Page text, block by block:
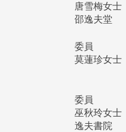
唐雪梅女士
邵逸夫堂
委員
莫蓮珍女士
委員
巫秋玲女士
逸夫書院